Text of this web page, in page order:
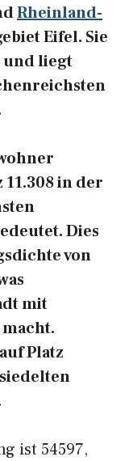
Rheinland-
Eifel. Sie
und liegt
11.308 in der
Dies
von
mit
Platz
ist 54597,